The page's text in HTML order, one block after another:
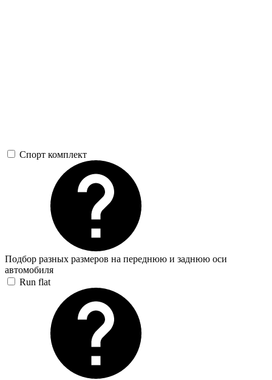
Спорт комплект
Подбор разных размеров на переднюю и заднюю оси
автомобиля
Run flat